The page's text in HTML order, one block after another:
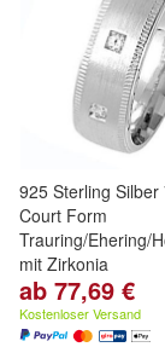
925 Sterling Silber
Court Form
Trauring/Ehering/
mit Zirkonia
ab 77,69 €
Kostenloser Versand